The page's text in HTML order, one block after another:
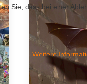
Sie, dass bei einer
Weitere